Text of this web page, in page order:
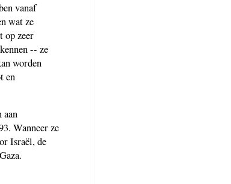
vanaf
wat ze
op zeer
-- ze
worden
en
aan
Wanneer ze
Israël, de